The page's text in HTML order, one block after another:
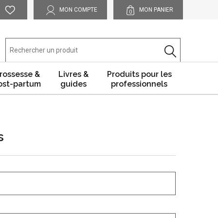
MON COMPTE 0 MON PANIER
&
partum
Livres &
guides
Produits pour les
professionnels